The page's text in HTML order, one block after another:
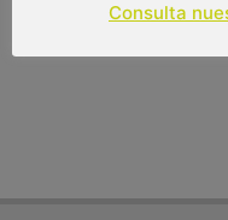
Consulta